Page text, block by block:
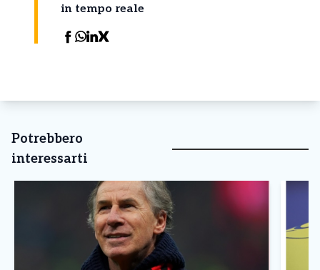
in tempo reale
Potrebbero
interessarti